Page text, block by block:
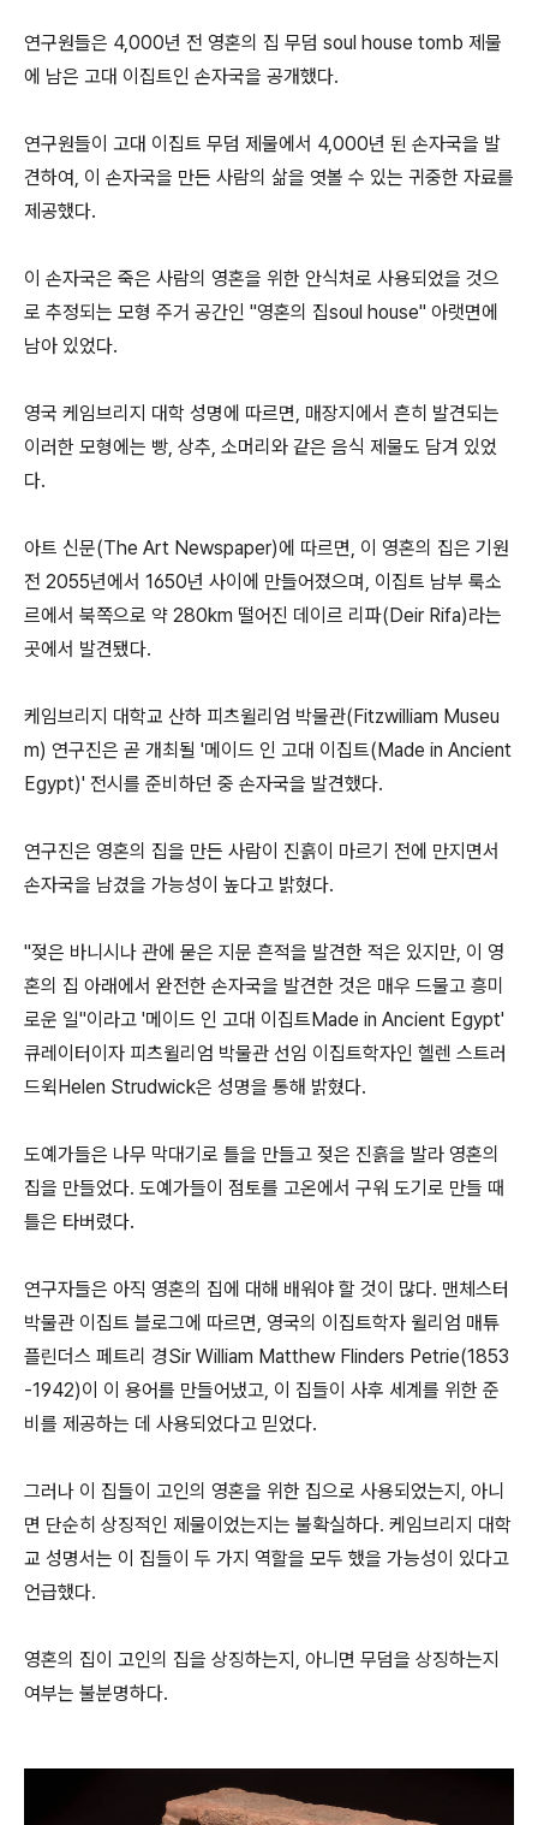
연구원들은 4,000년 전 영혼의 집 무덤 soul house tomb 제물
에 남은 고대 이집트인 손자국을 공개했다.
연구원들이 고대 이집트 무덤 제물에서 4,000년 된 손자국을 발
견하여, 이 손자국을 만든 사람의 삶을 엿볼 수 있는 귀중한 자료를
제공했다.
이 손자국은 죽은 사람의 영혼을 위한 안식처로 사용되었을 것으
로 추정되는 모형 주거 공간인 "영혼의 집soul house" 아랫면에
남아 있었다.
영국 케임브리지 대학 성명에 따르면, 매장지에서 흔히 발견되는
이러한 모형에는 빵, 상추, 소머리와 같은 음식 제물도 담겨 있었
다.
아트 신문(The Art Newspaper)에 따르면, 이 영혼의 집은 기원
전 2055년에서 1650년 사이에 만들어졌으며, 이집트 남부 룩소
르에서 북쪽으로 약 280km 떨어진 데이르 리파(Deir Rifa)라는
곳에서 발견됐다.
케임브리지 대학교 산하 피츠윌리엄 박물관(Fitzwilliam Museu
m) 연구진은 곧 개최될 '메이드 인 고대 이집트(Made in Ancient
Egypt)' 전시를 준비하던 중 손자국을 발견했다.
연구진은 영혼의 집을 만든 사람이 진흙이 마르기 전에 만지면서
손자국을 남겼을 가능성이 높다고 밝혔다.
"젖은 바니시나 관에 묻은 지문 흔적을 발견한 적은 있지만, 이 영
혼의 집 아래에서 완전한 손자국을 발견한 것은 매우 드물고 흥미
로운 일"이라고 '메이드 인 고대 이집트Made in Ancient Egypt'
큐레이터이자 피츠윌리엄 박물관 선임 이집트학자인 헬렌 스트러
드윅Helen Strudwick은 성명을 통해 밝혔다.
도예가들은 나무 막대기로 틀을 만들고 젖은 진흙을 발라 영혼의
집을 만들었다. 도예가들이 점토를 고온에서 구워 도기로 만들 때
틀은 타버렸다.
연구자들은 아직 영혼의 집에 대해 배워야 할 것이 많다. 맨체스터
박물관 이집트 블로그에 따르면, 영국의 이집트학자 윌리엄 매튜
플린더스 페트리 경Sir William Matthew Flinders Petrie(1853
-1942)이 이 용어를 만들어냈고, 이 집들이 사후 세계를 위한 준
비를 제공하는 데 사용되었다고 믿었다.
그러나 이 집들이 고인의 영혼을 위한 집으로 사용되었는지, 아니
면 단순히 상징적인 제물이었는지는 불확실하다. 케임브리지 대학
교 성명서는 이 집들이 두 가지 역할을 모두 했을 가능성이 있다고
언급했다.
영혼의 집이 고인의 집을 상징하는지, 아니면 무덤을 상징하는지
여부는 불분명하다.